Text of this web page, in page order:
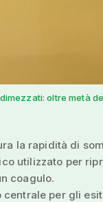
oltre metà
la rapidità di
utilizzato per
coagulo.
per gli